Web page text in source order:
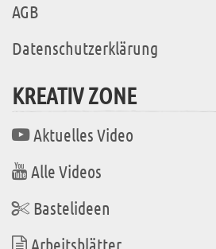
AGB
Datenschutzerklärung
KREATIV ZONE
Aktuelles Video
Alle Videos
Bastelideen
Arbeitsblätter